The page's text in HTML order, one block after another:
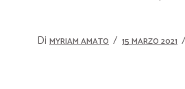
Di MYRIAM AMATO 15 MARZO 2021